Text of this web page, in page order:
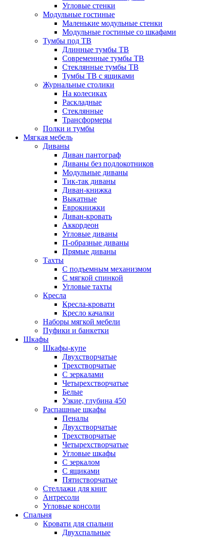
Угловые стенки
Модульные гостиные
Маленькие модульные стенки
Модульные гостиные со шкафами
Тумбы под ТВ
Длинные тумбы ТВ
Современные тумбы ТВ
Стеклянные тумбы ТВ
Тумбы ТВ с ящиками
Журнальные столики
На колесиках
Раскладные
Стеклянные
Трансформеры
Полки и тумбы
Мягкая мебель
Диваны
Диван пантограф
Диваны без подлокотников
Модульные диваны
Тик-так диваны
Диван-книжка
Выкатные
Еврокнижки
Диван-кровать
Аккордеон
Угловые диваны
П-образные диваны
Прямые диваны
Тахты
С подъемным механизмом
С мягкой спинкой
Угловые тахты
Кресла
Кресла-кровати
Кресло качалки
Наборы мягкой мебели
Пуфики и банкетки
Шкафы
Шкафы-купе
Двухстворчатые
Трехстворчатые
С зеркалами
Четырехстворчатые
Белые
Узкие, глубина 450
Распашные шкафы
Пеналы
Двухстворчатые
Трехстворчатые
Четырехстворчатые
Угловые шкафы
С зеркалом
С ящиками
Пятистворчатые
Стеллажи для книг
Антресоли
Угловые консоли
Спальня
Кровати для спальни
Двухспальные